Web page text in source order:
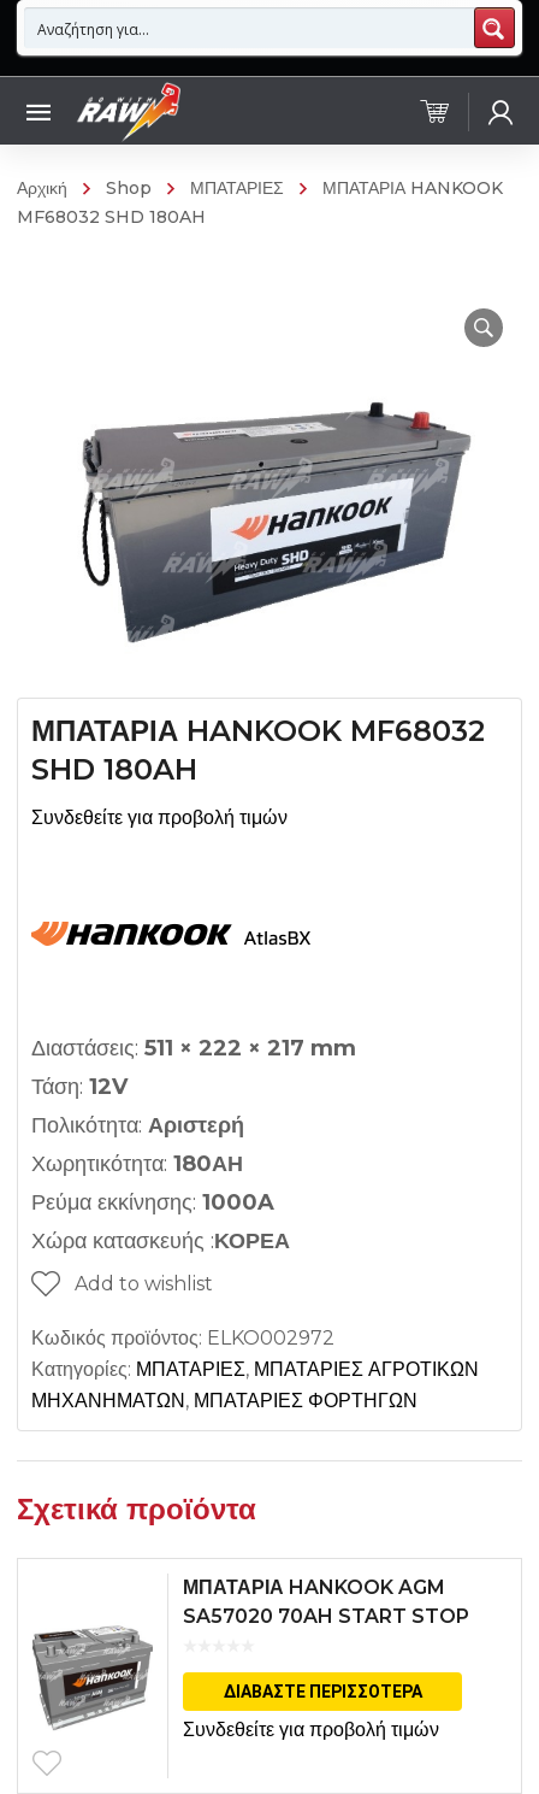
Αρχική Shop ΜΠΑΤΑΡΙΕΣ
ΜΠΑΤΑΡΙΑ HANKOOK
MF68032 SHD 180AH
ΜΠΑΤΑΡΙΑ HANKOOK MF68032
SHD 180AH
Συνδεθείτε για προβολή τιμών
Διαστάσεις: 511 × 222 × 217 mm
Τάση: 12V
Πολικότητα: Αριστερή
Χωρητικότητα: 180ΑΗ
Ρεύμα εκκίνησης: 1000A
Χώρα κατασκευής :ΚΟΡΕΑ
Add to wishlist
Κωδικός προϊόντος: ELKO002972
Κατηγορίες: ΜΠΑΤΑΡΙΕΣ, ΜΠΑΤΑΡΙΕΣ ΑΓΡΟΤΙΚΩΝ
ΜΗΧΑΝΗΜΑΤΩΝ, ΜΠΑΤΑΡΙΕΣ ΦΟΡΤΗΓΩΝ
Σχετικά προϊόντα
ΜΠΑΤΑΡΙΑ HANKOOK AGM
SA57020 70AH START STOP
ΔΙΑΒΆΣΤΕ ΠΕΡΙΣΣΌΤΕΡΑ
Συνδεθείτε για προβολή τιμών